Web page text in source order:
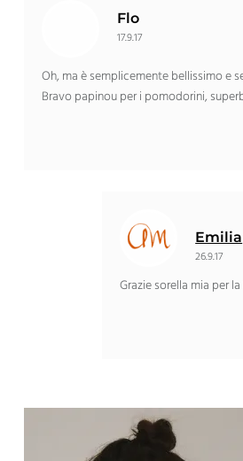
Flo
17.9.17
Oh, ma è semplicemente bellissimo e
Bravo papinou per i pomodorini,
Emilia
26.9.17
Grazie sorella mia per